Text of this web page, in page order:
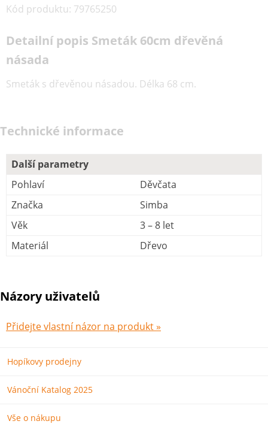
Kód produktu: 79765250
Detailní popis Smeták 60cm dřevěná
násada
Smeták s dřevěnou násadou. Délka 68 cm.
Technické informace
Další parametry
Pohlaví
Děvčata
Značka
Simba
Věk
3 – 8 let
Materiál
Dřevo
Názory uživatelů
Přidejte vlastní názor na produkt »
Hopíkovy prodejny
Vánoční Katalog 2025
Vše o nákupu